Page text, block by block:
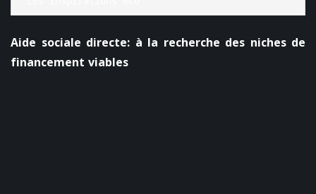
Aide sociale directe: à la recherche des niches de
financement viables